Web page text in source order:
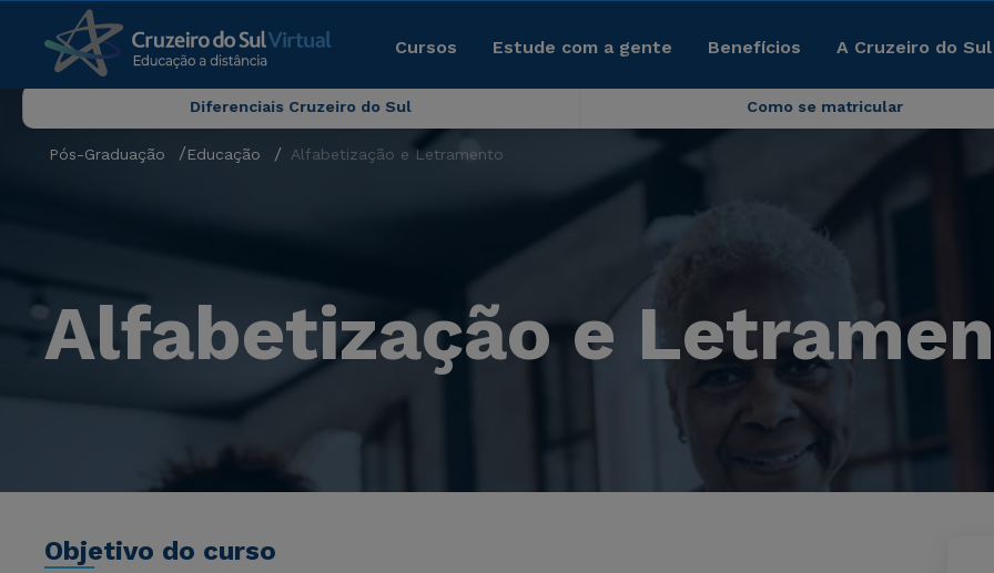
Cursos Estude com a gente Benefícios A Cruzeiro do
Diferenciais Cruzeiro do Sul Como se matricular
Pós-Graduação Educação Alfabetização e Letramento
Alfabetização e
Objetivo do curso